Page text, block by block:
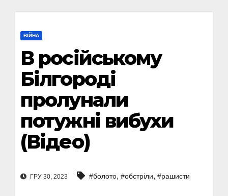
ВІЙНА
В російському
Білгороді
пролунали
потужні вибухи
(Відео)
ГРУ 30, 2023 #болото, #обстріли, #рашисти